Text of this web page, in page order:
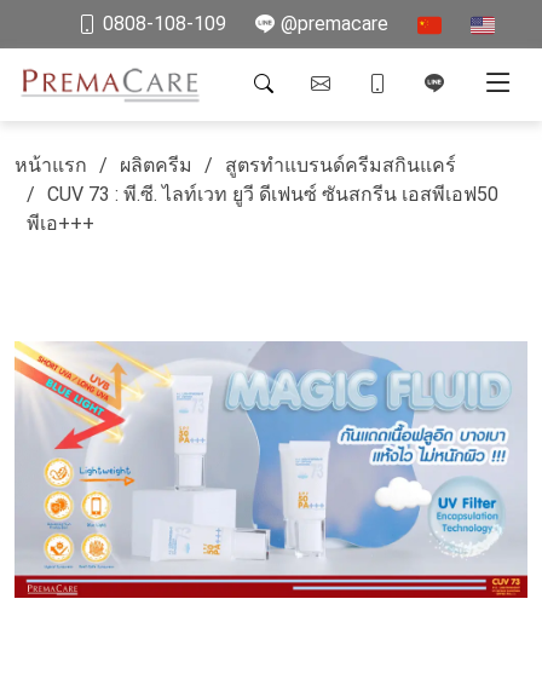
0808-108-109 @premacare
หน้าแรก ผลิตครีม
สูตรทำแบรนด์ครีมสกินแคร์
CUV 73 : พี.ซี. ไลท์เวท ยูวี ดีเฟนซ์ ซันสกรีน เอสพีเอฟ50
พีเอ+++